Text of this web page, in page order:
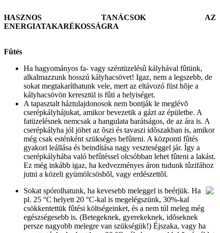
HASZNOS TANÁCSOK AZ
ENERGIATAKARÉKOSSÁGRA
Fûtés
Ha hagyományos fa- vagy széntüzelésû kályhával fûtünk,
alkalmazzunk hosszú kályhacsövet! Igaz, nem a legszebb, de
sokat megtakaríthatunk vele, mert az eltávozó füst hõje a
kályhacsövön keresztül is fûti a helyiséget.
A tapasztalt háztulajdonosok nem bontják le meglévõ
cserépkályhájukat, amikor bevezetik a gázt az épületbe. A
fatüzelésnek nemcsak a hangulata barátságos, de az ára is. A
cserépkályha jól jöhet az õszi és tavaszi idõszakban is, amikor
még csak esténként szükséges befûteni. A központi fûtés
gyakori leállása és beindítása nagy veszteséggel jár. Így a
cserépkályhába való befûtéssel olcsóbban lehet fûteni a lakást.
Ez még inkább igaz, ha kedvezményes áron tudunk tûzifához
jutni a közeli gyümölcsösbõl, vagy erdészettõl.
Sokat spórolhatunk, ha kevesebb meleggel is beérjük. Ha
pl. 25 °C helyett 20 °C-kal is megelégszünk, 30%-kal
csökkentettük fûtési költségeinket, és a nem túl meleg még
egészségesebb is. (Betegeknek, gyerekeknek, idõseknek
persze nagyobb melegre van szükségük!) Éjszaka, vagy ha